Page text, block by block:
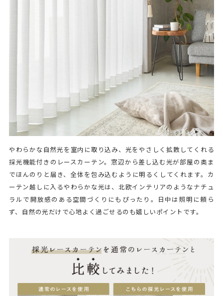
やわらかな自然光を室内に取り込み、光をやさしく拡散してくれる
採光機能付きのレースカーテン。窓辺から差し込む光が部屋の奥ま
でほんのりと届き、全体を包み込むように明るくしてくれます。カ
ーテン越しに入るやわらかな光は、北欧インテリアのようなナチュ
ラルで開放感のある空間づくりにもぴったり。日中は照明に頼ら
ず、自然の光だけで心地よく過ごせるのも嬉しいポイントです。